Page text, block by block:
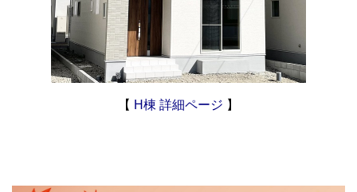
【 H棟 詳細ページ 】